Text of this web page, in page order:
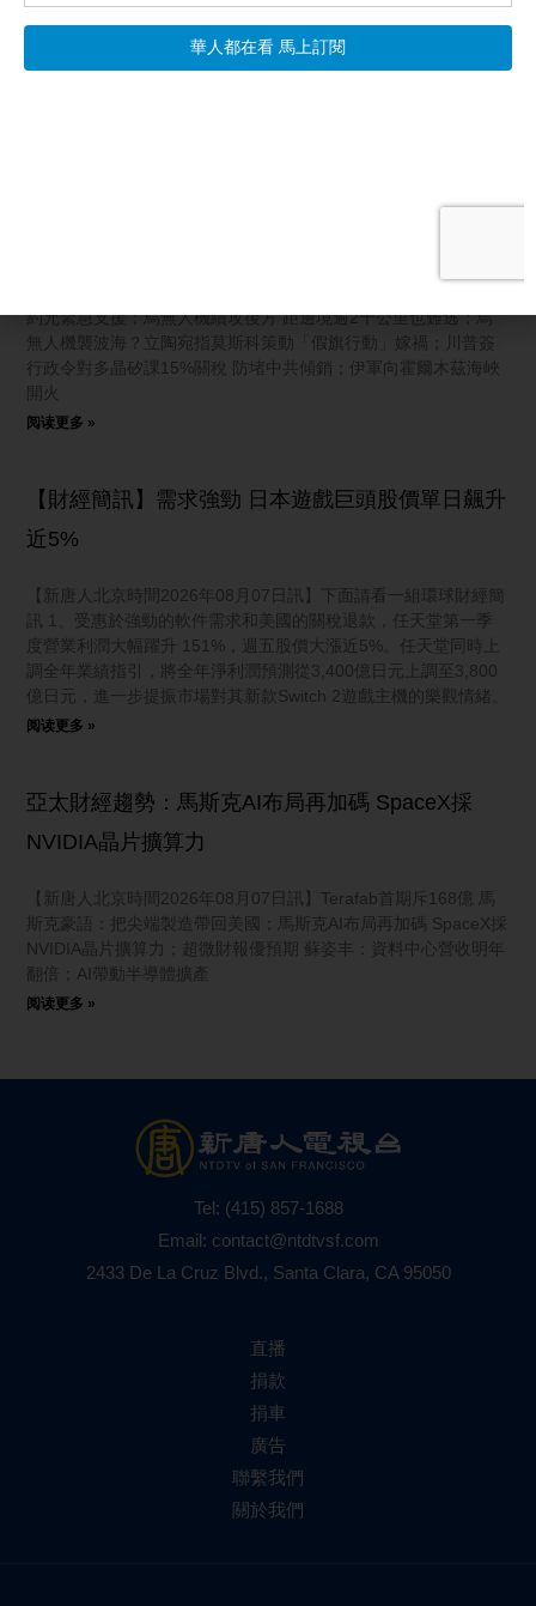
約允緊急支援；烏無人機續攻後方 距邊境逾2千公里也難逃；烏
無人機襲波海？立陶宛指莫斯科策動「假旗行動」嫁禍；川普簽
行政令對多晶矽課15%關稅 防堵中共傾銷；伊軍向霍爾木茲海峽
開火
阅读更多 »
【財經簡訊】需求強勁 日本遊戲巨頭股價單日飆升
近5%
【新唐人北京時間2026年08月07日訊】下面請看一組環球財經簡
訊 1、受惠於強勁的軟件需求和美國的關稅退款，任天堂第一季
度營業利潤大幅躍升 151%，週五股價大漲近5%。任天堂同時上
調全年業績指引，將全年淨利潤預測從3,400億日元上調至3,800
億日元，進一步提振市場對其新款Switch 2遊戲主機的樂觀情緒。
阅读更多 »
亞太財經趨勢：馬斯克AI布局再加碼 SpaceX採
NVIDIA晶片擴算力
【新唐人北京時間2026年08月07日訊】Terafab首期斥168億 馬
斯克豪語：把尖端製造帶回美國；馬斯克AI布局再加碼 SpaceX採
NVIDIA晶片擴算力；超微財報優預期 蘇姿丰：資料中心營收明年
翻倍；AI帶動半導體擴產
阅读更多 »
Tel: (415) 857-1688
Email: contact@ntdtvsf.com
2433 De La Cruz Blvd., Santa Clara, CA 95050
直播
捐款
捐車
廣告
聯繫我們
關於我們